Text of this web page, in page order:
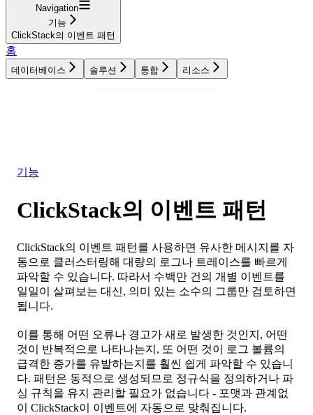
Navigation
기능
ClickStack의 이벤트 패턴
홈
데이터베이스 솔루션 통합 리소스
기능
ClickStack의 이벤트 패턴
ClickStack의 이벤트 패턴를 사용하면 유사한 메시지를 자
동으로 클러스터링해 대량의 로그나 트레이스를 빠르게
파악할 수 있습니다. 따라서 수백만 건의 개별 이벤트를
일일이 살펴보는 대신, 의미 있는 소수의 그룹만 검토하면
됩니다.
이를 통해 어떤 오류나 경고가 새로 발생한 것인지, 어떤
것이 반복적으로 나타나는지, 또 어떤 것이 로그 볼륨의
급격한 증가를 유발하는지를 훨씬 쉽게 파악할 수 있습니
다. 패턴은 동적으로 생성되므로 정규식을 정의하거나 파
싱 규칙을 유지 관리할 필요가 없습니다 - 포맷과 관계없
이 ClickStack이 이벤트에 자동으로 맞춰집니다.